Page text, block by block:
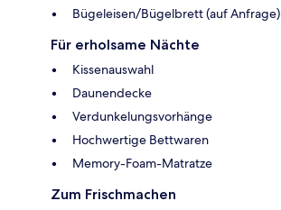
Bügeleisen/Bügelbrett (auf Anfrage)
Für erholsame Nächte
Kissenauswahl
Daunendecke
Verdunkelungsvorhänge
Hochwertige Bettwaren
Memory-Foam-Matratze
Zum Frischmachen